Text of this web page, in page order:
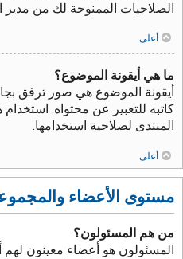
الصلاحيات الممنوحة لك من مدير
أعلى
ما هي أيقونة الموضوع؟
أيقونة الموضوع هي صور ترفق
كاتبه للتعبير عن محتواه.
المنتدى لصلاحية استخدامها.
أعلى
مستوى الأعضاء
من هم المسئولون؟
المسئولون هو أعضاء معينون